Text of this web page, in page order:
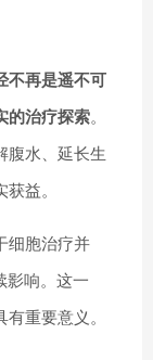
不再是遥不可
的治疗探索。
腹水、延长生
益。
细胞治疗并
影响。这一
重要意义。